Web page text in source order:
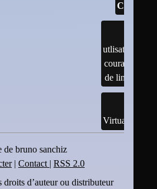
utlisation
courante
de linux
Virtualisation
de bruno sanchiz
| Contact | RSS 2.0
droits d’auteur ou distributeur